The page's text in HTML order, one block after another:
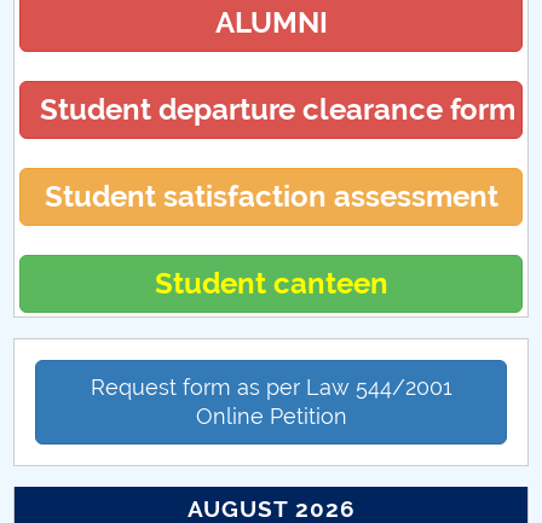
Salonul Student Auto
Premierea studenților de TOP
INGINERIEI AUTOMOBILULUI
ALUMNI
Student departure clearance form
Student satisfaction assessment
Student canteen
Request form as per Law 544/2001
Online Petition
AUGUST 2026